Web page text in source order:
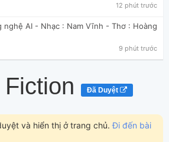
12 phút trước
nghệ AI - Nhạc : Nam Vĩnh - Thơ : Hoàng
9 phút trước
Đã Duyệt
và hiển thị ở trang chủ.Đi đến bài